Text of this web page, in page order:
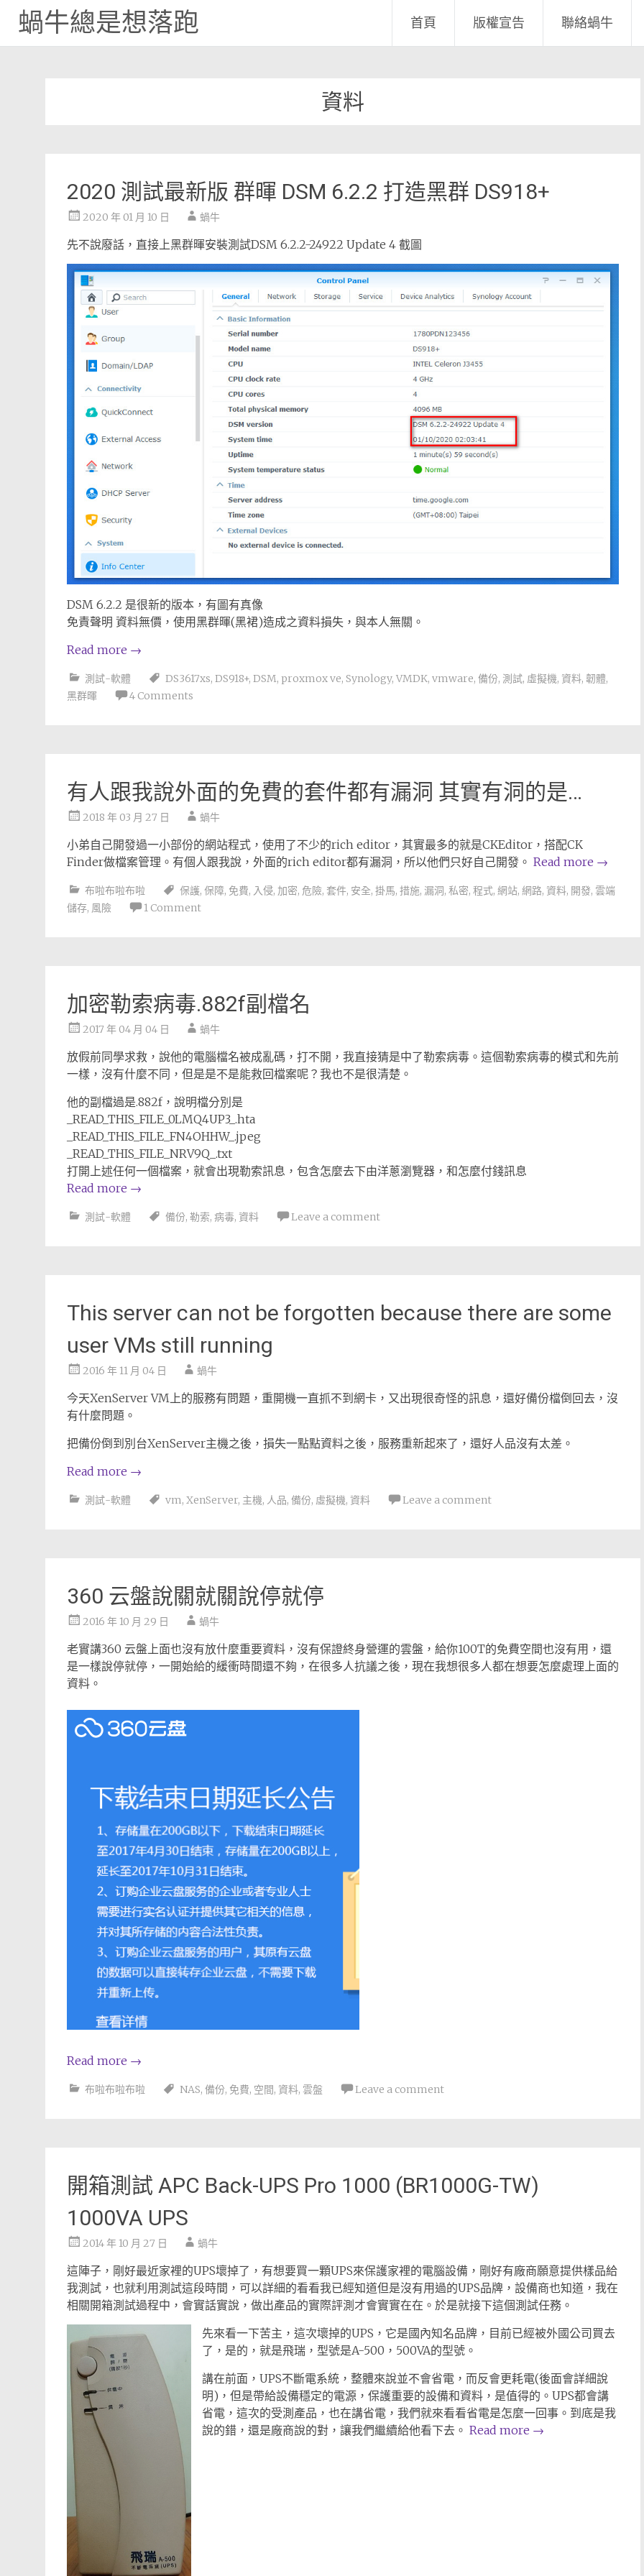
蝸牛總是想落跑 首頁 版權宣告 聯絡蝸牛
資料
2020 測試最新版 群暉 DSM 6.2.2 打造黑群 DS918+
2020 年 01 月 10 日 蝸牛
先不說廢話，直接上黑群暉安裝測試DSM 6.2.2-24922 Update 4 截圖
DSM 6.2.2 是很新的版本，有圖有真像
免責聲明 資料無價，使用黑群暉(黑裙)造成之資料損失，與本人無關。
Read more →
測試-軟體 DS3617xs, DS918+, DSM, proxmox ve, Synology, VMDK, vmware, 備份, 測試, 虛擬機, 資料, 韌體,
黑群暉
4 Comments
有人跟我說外面的免費的套件都有漏洞 其實有洞的是…
2018 年 03 月 27 日 蝸牛
小弟自己開發過一小部份的網站程式，使用了不少的rich editor，其實最多的就是CKEditor，搭配CK
Finder做檔案管理。有個人跟我說，外面的rich editor都有漏洞，所以他們只好自己開發。 Read more →
布啦布啦布啦 保護, 保障, 免費, 入侵, 加密, 危險, 套件, 安全, 掛馬, 措施, 漏洞, 私密, 程式, 網站, 網路, 資料, 開發, 雲端
儲存, 風險 1 Comment
加密勒索病毒.882f副檔名
2017 年 04 月 04 日 蝸牛
放假前同學求救，說他的電腦檔名被成亂碼，打不開，我直接猜是中了勒索病毒。這個勒索病毒的模式和先前
一樣，沒有什麼不同，但是是不是能救回檔案呢？我也不是很清楚。
他的副檔過是.882f，說明檔分別是
_READ_THIS_FILE_0LMQ4UP3_.hta
_READ_THIS_FILE_FN4OHHW_.jpeg
_READ_THIS_FILE_NRV9Q_.txt
打開上述任何一個檔案，就會出現勒索訊息，包含怎麼去下由洋蔥瀏覽器，和怎麼付錢訊息
Read more →
測試-軟體 備份, 勒索, 病毒, 資料 Leave a comment
This server can not be forgotten because there are some
user VMs still running
2016 年 11 月 04 日 蝸牛
今天XenServer VM上的服務有問題，重開機一直抓不到網卡，又出現很奇怪的訊息，還好備份檔倒回去，沒
有什麼問題。
把備份倒到別台XenServer主機之後，損失一點點資料之後，服務重新起來了，還好人品沒有太差。
Read more →
測試-軟體 vm, XenServer, 主機, 人品, 備份, 虛擬機, 資料 Leave a comment
360 云盤說關就關說停就停
2016 年 10 月 29 日 蝸牛
老實講360 云盤上面也沒有放什麼重要資料，沒有保證終身營運的雲盤，給你100T的免費空間也沒有用，還
是一樣說停就停，一開始給的緩衝時間還不夠，在很多人抗議之後，現在我想很多人都在想要怎麼處理上面的
資料。
Read more →
布啦布啦布啦 NAS, 備份, 免費, 空間, 資料, 雲盤 Leave a comment
開箱測試 APC Back-UPS Pro 1000 (BR1000G-TW)
1000VA UPS
2014 年 10 月 27 日 蝸牛
這陣子，剛好最近家裡的UPS壞掉了，有想要買一顆UPS來保護家裡的電腦設備，剛好有廠商願意提供樣品給
我測試，也就利用測試這段時間，可以詳細的看看我已經知道但是沒有用過的UPS品牌，設備商也知道，我在
相關開箱測試過程中，會實話實說，做出產品的實際評測才會實實在在。於是就接下這個測試任務。
先來看一下苦主，這次壞掉的UPS，它是國內知名品牌，目前已經被外國公司買去
了，是的，就是飛瑞，型號是A-500，500VA的型號。
講在前面，UPS不斷電系統，整體來說並不會省電，而反會更耗電(後面會詳細說
明)，但是帶給設備穩定的電源，保護重要的設備和資料，是值得的。UPS都會講
省電，這次的受測產品，也在講省電，我們就來看看省電是怎麼一回事。到底是我
說的錯，還是廠商說的對，讓我們繼續給他看下去。 Read more →